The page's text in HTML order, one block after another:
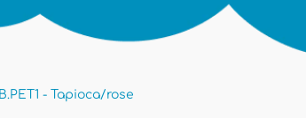
- Tapioca/rose